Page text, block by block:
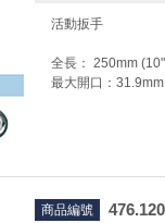
活動扳手
全長： 250mm
最大開口：31.9mm
商品編號 476.120